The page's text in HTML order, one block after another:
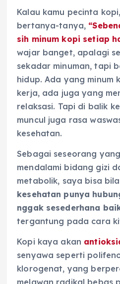
Kalau kamu pecinta
bertanya-tanya,
sih minum kopi setiap
wajar banget, apalagi
sekadar minuman, tapi
hidup. Ada yang minum
kerja, ada juga yang
relaksasi. Tapi di balik
muncul juga rasa
kesehatan.
Sebagai seseorang
mendalami bidang gizi
metabolik, saya bisa
kesehatan punya
nggak sesederhana
tergantung pada cara
Kopi kaya akan
senyawa seperti
klorogenat, yang